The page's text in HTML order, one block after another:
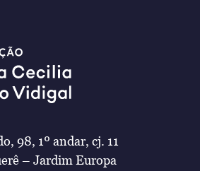
98, 1º andar, cj. 11
– Jardim Europa